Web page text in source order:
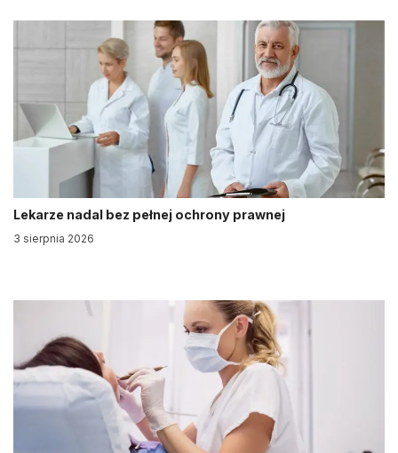
Lekarze nadal bez pełnej ochrony prawnej
3 sierpnia 2026